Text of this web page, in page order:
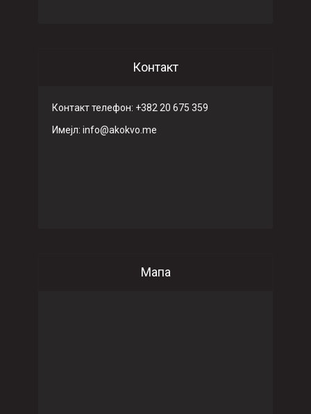
Контакт
Контакт телефон: +382 20 675 359
Имeјл: info@akokvo.me
Мапа